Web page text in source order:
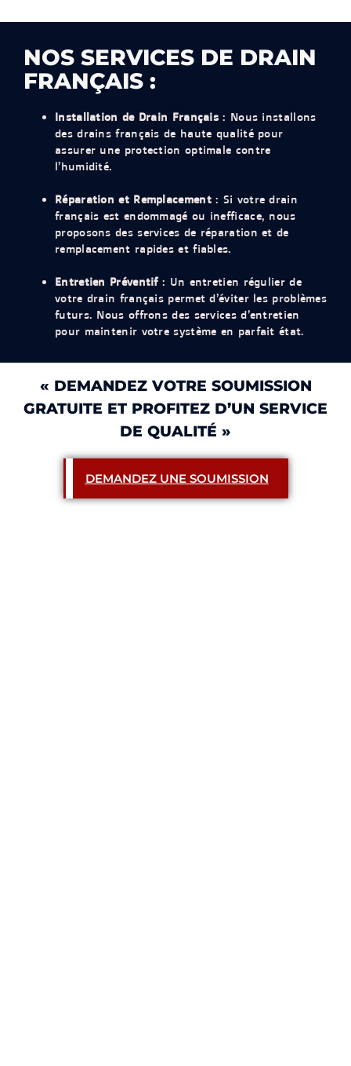
NOS SERVICES DE DRAIN
FRANÇAIS :
Installation de Drain Français : Nous installons
des drains français de haute qualité pour
assurer une protection optimale contre
l’humidité.
Réparation et Remplacement: Si votre drain
français est endommagé ou inefficace, nous
proposons des services de réparation et de
remplacement rapides et fiables.
Entretien Préventif: Un entretien régulier de
votre drain français permet d’éviter les problèmes
futurs. Nous offrons des services d’entretien
pour maintenir votre système en parfait état.
« DEMANDEZ VOTRE SOUMISSION
GRATUITE ET PROFITEZ D’UN SERVICE
DE QUALITÉ »
DEMANDEZ UNE SOUMISSION